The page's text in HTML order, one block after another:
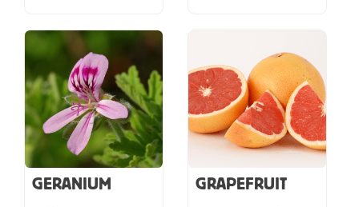
GERANIUM GRAPEFRUIT